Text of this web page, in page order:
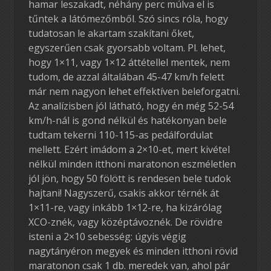
hamar leszakadt, néhány perc múlva el is
tűntek a látómezőmből. Szó sincs róla, hogy
tudatosan le akartam szakítani őket,
egyszerűen csak gyorsabb voltam. Pl. lehet,
hogy 1×11, vagy 1×12 áttétellel mentek, nem
tudom, de azzal általában 45-47 km/h felett
már nem nagyon lehet effektíven beleforgatni.
Az analízisben jól látható, hogy én még 52-54
km/h-nál is gond nélkül és hatékonyan bele
tudtam tekerni 110-115-as pedálfordulat
mellett. Ezért imádom a 2×10-et, mert kivétel
nélkül minden itthoni maratonon eszméletlen
jól jön, hogy 50 fölött is rendesen bele tudok
hajtani! Nagyszerű, csakis akkor térnék át
1×11-re, vagy inkább 1×12-re, ha kizárólag
XCO-znék, vagy középtávoznék. De rövidre
isteni a 2×10 sebesség: úgyis végig
nagytányéron megyek és minden itthoni rövid
maratonon csak 1 db. meredek van, ahol pár